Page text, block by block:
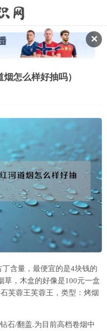
✕
怎么样好抽吗）
含量，最便宜的是4块钱的
草，木盒的好像是100元一盒
芙蓉王芙蓉王，类型：烤烟
石/翻盖.为目前高档卷烟中